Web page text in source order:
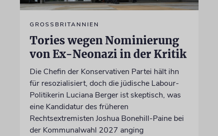
GROSSBRITANNIEN
Tories wegen Nominierung
von Ex-Neonazi in der Kritik
Die Chefin der Konservativen Partei hält ihn
für resozialisiert, doch die jüdische Labour-
Politikerin Luciana Berger ist skeptisch, was
eine Kandidatur des früheren
Rechtsextremisten Joshua Bonehill-Paine bei
der Kommunalwahl 2027 anging